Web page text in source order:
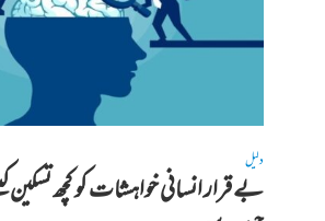
دلیل
بے قرار انسانی خواہشات کو کچھ تسکین